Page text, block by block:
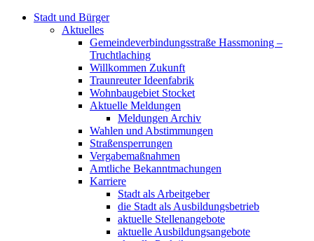
Stadt und Bürger
Aktuelles
Gemeindeverbindungsstraße Hassmoning –
Truchtlaching
Willkommen Zukunft
Traunreuter Ideenfabrik
Wohnbaugebiet Stocket
Aktuelle Meldungen
Meldungen Archiv
Wahlen und Abstimmungen
Straßensperrungen
Vergabemaßnahmen
Amtliche Bekanntmachungen
Karriere
Stadt als Arbeitgeber
die Stadt als Ausbildungsbetrieb
aktuelle Stellenangebote
aktuelle Ausbildungsangebote